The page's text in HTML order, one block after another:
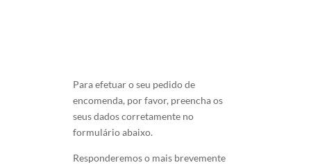
Para efetuar o seu pedido de
encomenda, por favor, preencha os
seus dados corretamente no
formulário abaixo.
Responderemos o mais brevemente